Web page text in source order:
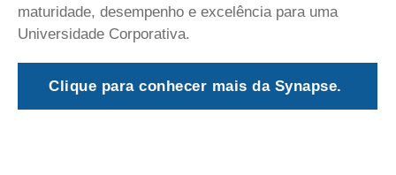
maturidade, desempenho e excelência para uma
Universidade Corporativa.
Clique para conhecer mais da Synapse.